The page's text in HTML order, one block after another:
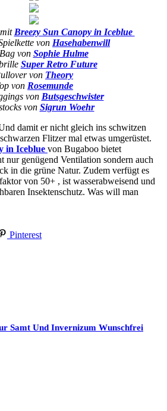
Breezy Sun Canopy in Iceblue
von Hasehabenwill
von Sophie Hulme
Super Retro Future
von Theory
von Rosemunde
von Butsgeschwister
von Sigrun Woehr
damit er nicht gleich ins schwitzen
Flitzer mal etwas umgerüstet.
in Iceblue von Bugaboo bietet
nur genügend Ventilation sondern auch
in die grüne Natur. Zudem verfügt es
von 50+ , ist wasserabweisend und
Insektenschutz. Was will man
Pinterest
Samt Und Invernizum Wunschfrei